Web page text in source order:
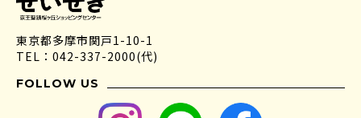
東京都多摩市関戸1-10-1
TEL：042-337-2000(代)
FOLLOW US